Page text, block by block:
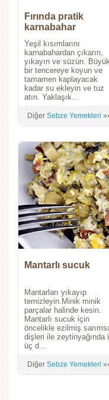
Fırında pratik
karnabahar
Yeşil kısımlarını
karnabahardan çıkarın,
yıkayın ve süzün.
bir tencereye koyun ve
tamamen kaplayacak
kadar su ekleyin ve tuz
atın. Yaklaşık...
Diğer Sebze Yemekleri
Mantarlı sucuk
Mantarları yıkayıp
temizleyin.Minik minik
parçalar halinde kesin.
Mantarlı sucuk için
öncelikle ezilmiş
dişleri ile zeytinyağında
üç d...
Diğer Sebze Yemekleri